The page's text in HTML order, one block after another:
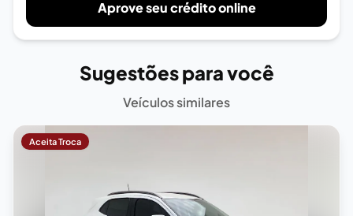
Aprove seu crédito online
Sugestões para você
Veículos similares
Aceita Troca